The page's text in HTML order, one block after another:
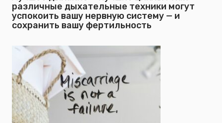
различные дыхательные техники могут
успокоить вашу нервную систему — и
сохранить вашу фертильность